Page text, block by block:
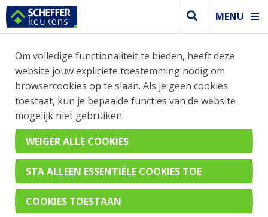
MENU
Modern keuken
MODERNE GLANZENDE
ZWART-WIT KEUKEN MET
BAR
AV 4030 Wit & AV 4030 Zwart
Om volledige functionaliteit te bieden, heeft deze
website jouw expliciete toestemming nodig om
browsercookies op te slaan. Als je geen cookies
toestaat, kun je bepaalde functies van de website
mogelijk niet gebruiken.